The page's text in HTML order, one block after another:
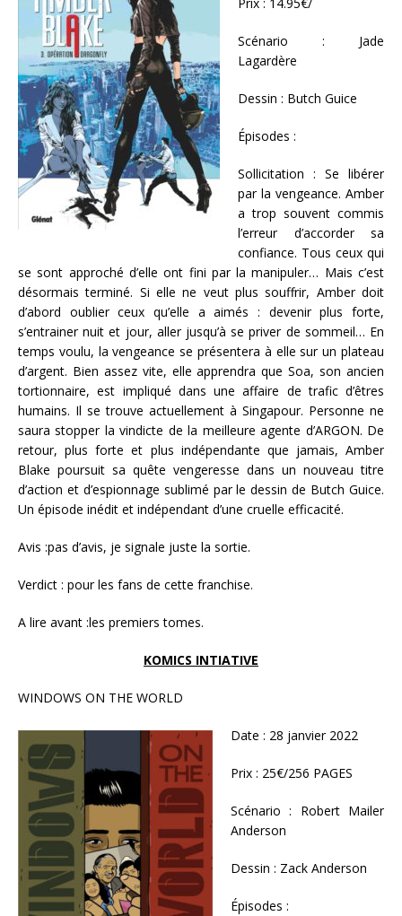
Scénario : Jade
Lagardère
Dessin : Butch Guice
Épisodes :
Sollicitation : Se libérer
par la vengeance. Amber
a trop souvent commis
l’erreur d’accorder sa
confiance. Tous ceux qui
se sont approché d’elle ont fini par la manipuler… Mais c’est
désormais terminé. Si elle ne veut plus souffrir, Amber doit
d’abord oublier ceux qu’elle a aimés : devenir plus forte,
s’entrainer nuit et jour, aller jusqu’à se priver de sommeil… En
temps voulu, la vengeance se présentera à elle sur un plateau
d’argent. Bien assez vite, elle apprendra que Soa, son ancien
tortionnaire, est impliqué dans une affaire de trafic d’êtres
humains. Il se trouve actuellement à Singapour. Personne ne
saura stopper la vindicte de la meilleure agente d’ARGON. De
retour, plus forte et plus indépendante que jamais, Amber
Blake poursuit sa quête vengeresse dans un nouveau titre
d’action et d’espionnage sublimé par le dessin de Butch Guice.
Un épisode inédit et indépendant d’une cruelle efficacité.
Avis :pas d’avis, je signale juste la sortie.
Verdict : pour les fans de cette franchise.
A lire avant :les premiers tomes.
KOMICS INTIATIVE
WINDOWS ON THE WORLD
Date : 28 janvier 2022
Prix : 25€/256 PAGES
Scénario : Robert Mailer
Anderson
Dessin : Zack Anderson
Épisodes :